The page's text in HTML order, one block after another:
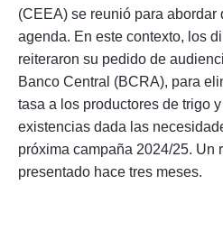
(CEEA) se reunió para abordar
agenda. En este contexto, los
reiteraron su pedido de
Banco Central (BCRA), para
tasa a los productores de trigo
existencias dada las
próxima campaña 2024/25. Un
presentado hace tres meses.